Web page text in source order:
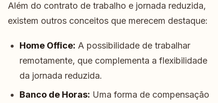
Além do contrato de trabalho e jornada reduzida,
existem outros conceitos que merecem destaque:
Home Office: A possibilidade de trabalhar
remotamente, que complementa a flexibilidade
da jornada reduzida.
Banco de Horas: Uma forma de compensação